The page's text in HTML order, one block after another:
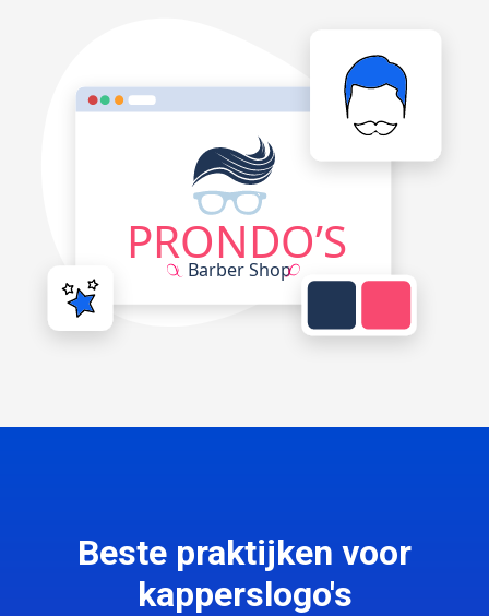
Beste praktijken voor
kapperslogo's